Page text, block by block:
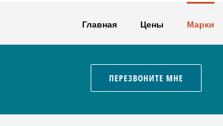
Главная Цены Марки
ПЕРЕЗВОНИТЕ МНЕ